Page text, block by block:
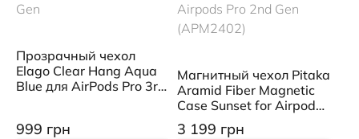
Прозрачный чехол
Elago Clear Hang Aqua
Blue для AirPods Pro 3rd
999 грн
Магнитный чехол Pitaka
Aramid Fiber Magnetic
Case Sunset for Airpods
Pro 2nd Gen (APM2402)
3 199 грн